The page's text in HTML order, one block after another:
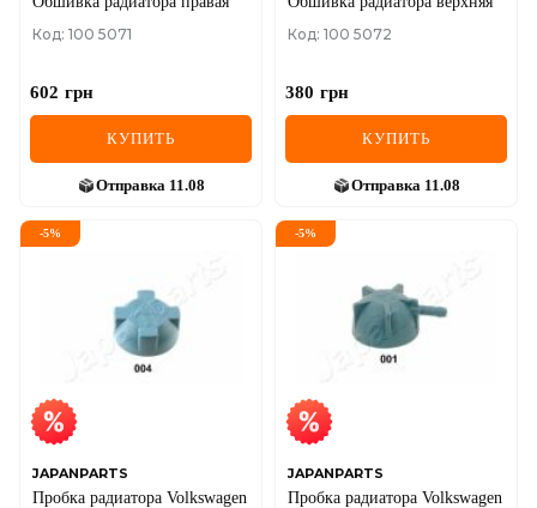
Код: 100 5071
602 грн
КУПИТЬ
Отправка 11.08
Код: 100 5072
380 грн
КУПИТЬ
Отправка 11.08
-5%
JAPANPARTS
Пробка радиатора Volkswagen
-5%
JAPANPARTS
Пробка радиатора Volkswagen